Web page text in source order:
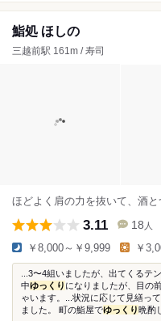
鮨処 ほしの
三越前駅 161m / 寿司
ほどよく肩の力を抜いて、酒
3.11 18 人
￥8,000～￥9,999 ￥
...3〜4組いましたが、出てくるテ
中ゆっくり になりましたが、目の
ゃいます。...状況に応じて見繕っ
ました。 町の鮨屋でゆっくり 晩酌